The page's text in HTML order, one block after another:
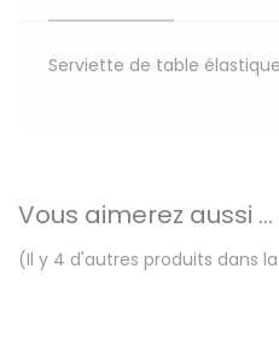
Serviette de table
Vous aimerez aussi ...
(Il y 4 d'autres produits dans